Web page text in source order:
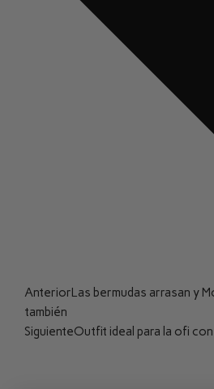
AnteriorLas bermudas arrasan y
también
SiguienteOutfit ideal para la ofi